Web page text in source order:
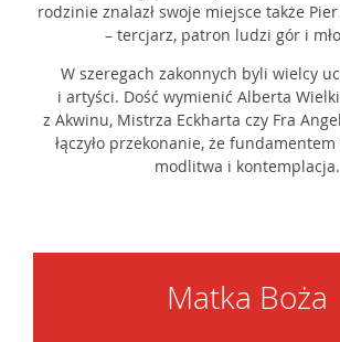
rodzinie znalazł swoje miejsce także
– tercjarz, patron ludzi gór i
W szeregach zakonnych byli wielcy
i artyści. Dość wymienić Alberta
z Akwinu, Mistrza Eckharta czy Fra
łączyło przekonanie, że
modlitwa i kontemplacja.
Matka Boża